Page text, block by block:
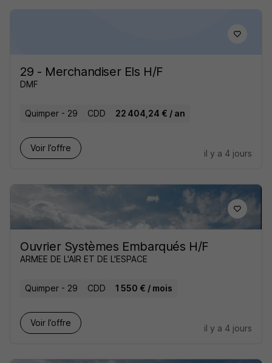
29 - Merchandiser Els H/F
DMF
Quimper - 29 CDD 22 404,24 € / an
Voir l’offre
il y a 4 jours
Ouvrier Systèmes Embarqués H/F
ARMEE DE L'AIR ET DE L'ESPACE
Quimper - 29 CDD 1 550 € / mois
Voir l’offre
il y a 4 jours